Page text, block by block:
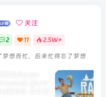
关注
2 11 2.5W+
梦想而忙，后来忙得忘了梦想